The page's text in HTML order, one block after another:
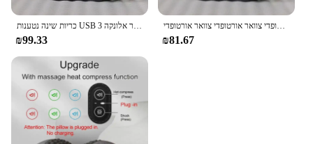
₪99.33
עיסוי צוואר נטענת כרית 3 מצבים מחומם רוטט כרית צוואר אורטופדי צוואר אורטופדי צוואר אורטופדי
₪81.67